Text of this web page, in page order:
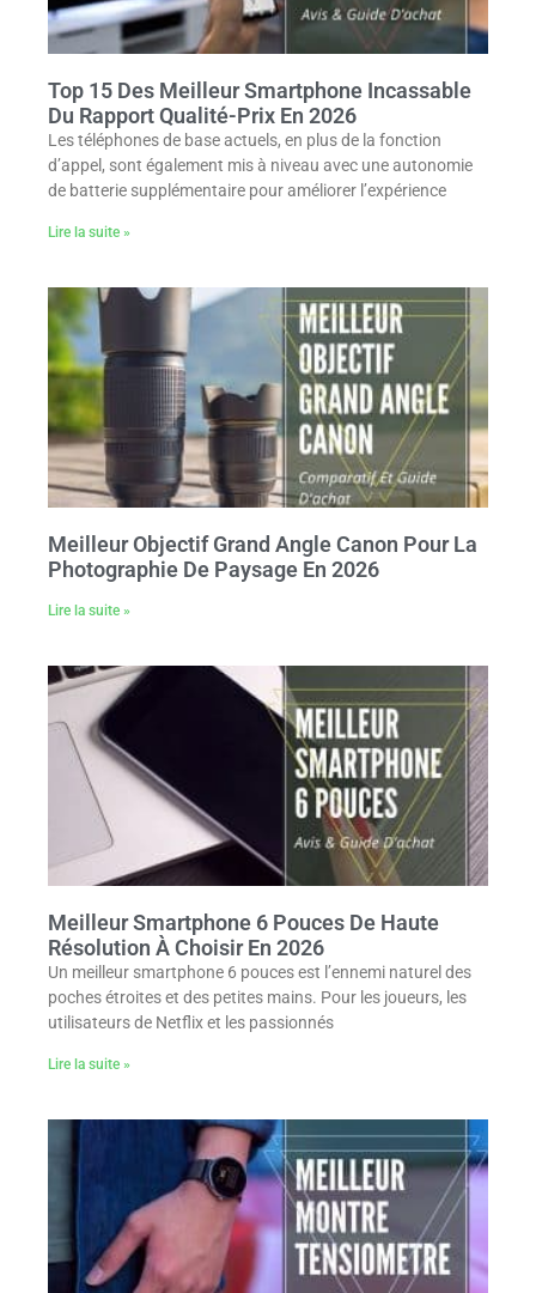
Top 15 Des Meilleur Smartphone Incassable
Du Rapport Qualité-Prix En 2026
Les téléphones de base actuels, en plus de la fonction
d’appel, sont également mis à niveau avec une autonomie
de batterie supplémentaire pour améliorer l’expérience
Lire la suite »
Meilleur Objectif Grand Angle Canon Pour La
Photographie De Paysage En 2026
Lire la suite »
Meilleur Smartphone 6 Pouces De Haute
Résolution À Choisir En 2026
Un meilleur smartphone ​6 pouces est l’ennemi naturel des
poches étroites et des petites mains. Pour les joueurs, les
utilisateurs de Netflix et les passionnés
Lire la suite »